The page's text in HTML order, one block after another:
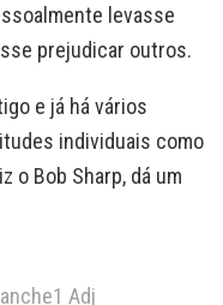
levasse
prejudicar outros.
e já há vários
individuais como
o Bob Sharp, dá um